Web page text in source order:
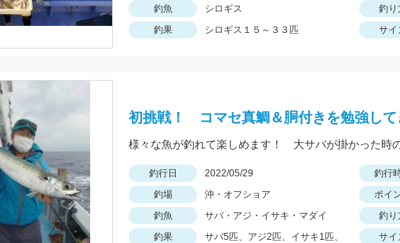
釣魚
シロギス 釣り
釣果
シロギス１５～３３匹 サイ
初挑戦！ コマセ真鯛＆胴付きを勉強して
様々な魚が釣れて楽しめます！ 大サバが掛かった時
釣行日 2022/05/29 釣行
釣場
沖・オフショア
ポイ
釣魚
サバ・アジ・イサキ・マダイ 釣り
釣果
サバ5匹、アジ2匹、イサキ1匹、
サイ